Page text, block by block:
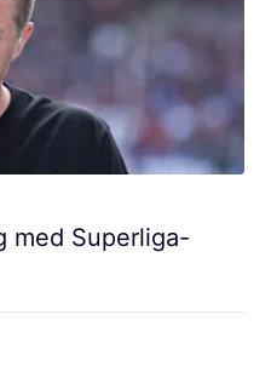
med Superliga-